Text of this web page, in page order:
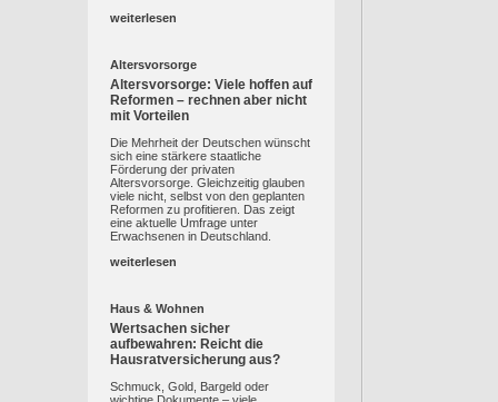
weiterlesen
Altersvorsorge
Altersvorsorge: Viele hoffen auf
Reformen – rechnen aber nicht
mit Vorteilen
Die Mehrheit der Deutschen wünscht
sich eine stärkere staatliche
Förderung der privaten
Altersvorsorge. Gleichzeitig glauben
viele nicht, selbst von den geplanten
Reformen zu profitieren. Das zeigt
eine aktuelle Umfrage unter
Erwachsenen in Deutschland.
weiterlesen
Haus & Wohnen
Wertsachen sicher
aufbewahren: Reicht die
Hausratversicherung aus?
Schmuck, Gold, Bargeld oder